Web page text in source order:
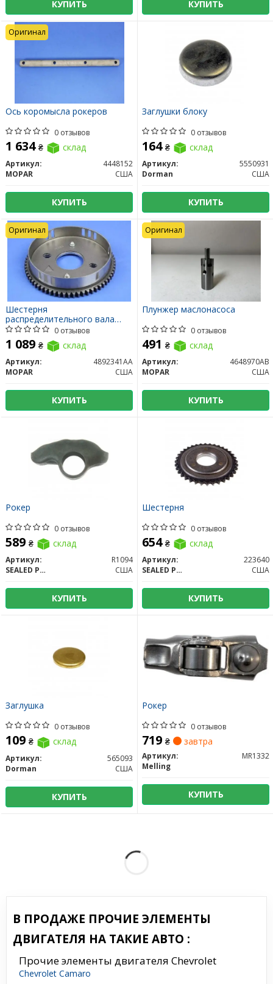
КУПИТЬ КУПИТЬ
Ось коромысла рокеров
0 отзывов
1 634 ₴ склад
Артикул:
4448152
MOPAR
США
КУПИТЬ
Оригинал
Заглушки блоку
0 отзывов
164 ₴ склад
Артикул:
5550931
Dorman
США
КУПИТЬ
Шестерня
распределительного вала
правая
0 отзывов
1 089 ₴ склад
Артикул:
4892341AA
MOPAR
США
КУПИТЬ
Оригинал
Плунжер маслонасоса
0 отзывов
491 ₴ склад
Артикул:
4648970AB
MOPAR
США
КУПИТЬ
Оригинал
Рокер
0 отзывов
589 ₴ склад
Артикул:
R1094
SEALED POWER
США
КУПИТЬ
Шестерня
0 отзывов
654 ₴ склад
Артикул:
223640
SEALED POWER
США
КУПИТЬ
Заглушка
0 отзывов
109 ₴ склад
Артикул:
565093
Dorman
США
КУПИТЬ
Рокер
0 отзывов
719 ₴ завтра
Артикул:
MR1332
Melling
КУПИТЬ
В ПРОДАЖЕ ПРОЧИЕ ЭЛЕМЕНТЫ
ДВИГАТЕЛЯ НА ТАКИЕ АВТО :
Прочие элементы двигателя Chevrolet
Chevrolet Camaro